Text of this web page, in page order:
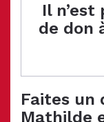
Il
de don
Faites un
Mathilde